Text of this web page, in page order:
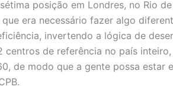
posição em Londres, no Rio
era necessário fazer algo
invertendo a lógica de
centros de referência no país
de modo que a gente possa estar